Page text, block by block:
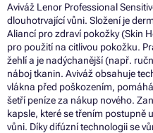
Aviváž Lenor Professional
dlouhotrvající vůni. Složení je
Aliancí pro zdraví pokožky (Skin
pro použití na citlivou pokožku.
žehlí a je nadýchanější (např.
náboj tkanin. Aviváž obsahuje
vlákna před poškozením,
šetří peníze za nákup nového.
kapsle, které se třením postupně
vůni. Díky difúzní technologii se